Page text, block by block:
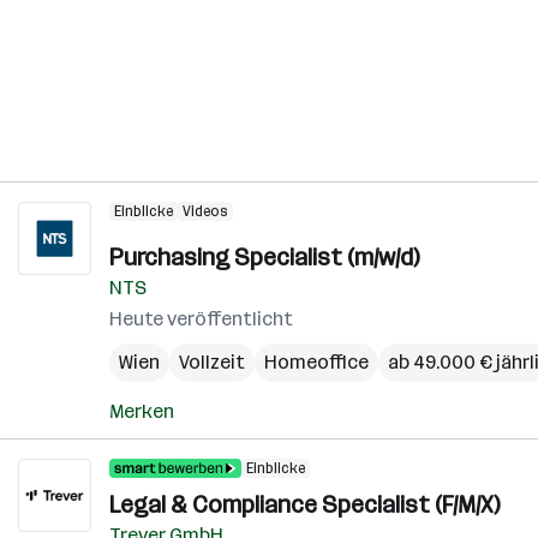
Einblicke Videos
Purchasing Specialist (m/w/d)
NTS
Heute veröffentlicht
Wien
Vollzeit Homeoffice ab 49.000 €
Merken
Einblicke
Legal & Compliance Specialist (F/M/X)